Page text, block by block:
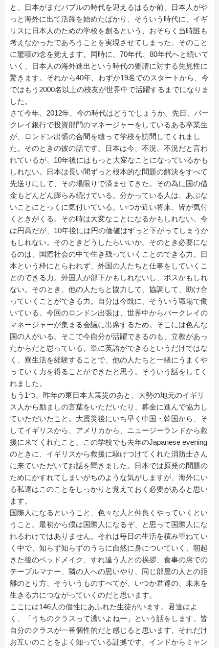
と、日本がまだバブルの時代を迎えるはるか前、日本人がや
っと海外に出て活躍を始めたばかり、そういう時代に、イギ
リスに日本人のための学校を創るという、おそらく当時誰も
考えなかったであろうことを実現させてしまった、そのこと
に驚嘆の念を覚えます。同時に、70年代、80年代へと続いて
いく、日本人の海外進出という時代の要請に対する先見性に
驚きます。それから40年、わずか19名でのスタートから、今
ではもう2000名以上の校友が世界中で活躍するまでになりま
した。
さて今年、2012年、今の時代はどうでしょうか。先日、バー
クレイ銀行で投資部門のマネージャーをしているある卒業生
が、ロンドン出張の合間を縫って学校を訪問してくれまし
た。そのときの彼の話です。日本は今、不況、不況だと言わ
れているが、10年後にはもっと大変なことになっているかも
しれない。日本は長い間ずっと根本的な問題の解決をすべて
先送りにして、その場限りで済ませてきた。その為に国の借
金もどんどん膨らみ続けている。分かっている人は、あぶな
いことにとっくに気付いている。いつか近い将来、皆が気付
くときがくる。その時は大変なことになるかもしれない。今
は円高だが、10年後には円の価値はずっと下がってしまうか
もしれない。そのときどうしたらいいか。そのとき必要にな
るのは、国際社会の中で生き残っていくことのできる力。日
本という枠にとらわれず、外国の人たちと仕事をしていくこ
とのできる力。外国人が部下かもしれないし、ボスかもしれ
ない。そのとき、他の人たちと協力して、協調して、助け合
っていくことができる力。自分は今既に、そういう職場で働
いている。今回のロンドン出張は、世界中からバークレイの
マネージャーが集まる会議に出席するため。そこには色んな
国の人がいる。そこで今自分が活躍できるのも、立教があっ
たからだと思っている。単に英語ができるというだけではな
く、寮生活を経験することで、他の人たちと一緒にうまくや
っていく力を得ることができたと思う。そういう話をしてく
れました。
もう1つ。昨年の東日本大震災のあと、大勢の地元のイギリ
ス人から励ましの言葉をいただいたり、募金に進んで協力し
ていただいたこと。大震災後にいち早く中国・韓国から、そ
してイギリスから、アメリカから、ニュージーランドから救
援に来てくれたこと。この学校でも去年のJapanese evening
のときに、イギリスから救援に駆けつけてくれた消防士さん
に来ていただいてお話を聞きました。日本では原発の問題の
ためにかすれてしまいがちのような気がしますが、海外にい
る私達はこのことをしっかりと覚えておく必要があると思い
ます。
国際人になるということ、色々な人と仲良くやっていくとい
うこと。最初から僕は国際人になるぞ、と思って国際人にな
れるわけではありません。それは毎日の生活を積み重ねてい
く中で、知らず知らずのうちに自然に身についていく、朝起
きた後のベッドメイク、すれ違う人との挨拶、食事の席での
テーブルマナー、隣の人への思いやり、同じ部屋の人との距
離のとり方、そういうものすべてが、いつか君達の、未来を
生きる力につながっていくのだと思います。
ここには146人の個性にあふれた生徒がいます。君達はよ
く、「うちのクラスって濃いよねー」という話をします。皆
自分のクラスが一番個性的だと感じると思います。それだけ
お互いのことをよく知っている証拠です。インドからミャン